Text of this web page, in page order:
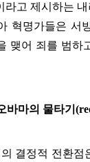
라고 제시하는
혁명가들은 서
맺어 죄를 범하
바마의 물타기
결정적 전환점